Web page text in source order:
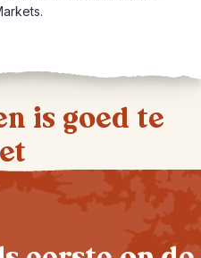
is goed te